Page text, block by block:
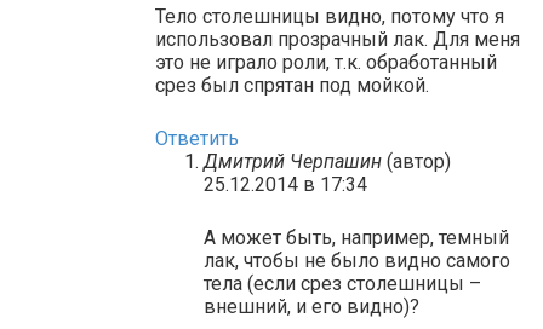
Тело столешницы видно, потому что я
использовал прозрачный лак. Для меня
это не играло роли, т.к. обработанный
срез был спрятан под мойкой.
Ответить
Дмитрий Черпашин (автор)
25.12.2014 в 17:34
А может быть, например, темный
лак, чтобы не было видно самого
тела (если срез столешницы –
внешний, и его видно)?